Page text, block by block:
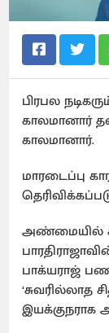
பிரபல
காலமானார்
காலமானார்.
மாரடைப்பு
அண்மையில்
பாக்யராஜ்
‘சுவரில்லாத
இயக்குநராக